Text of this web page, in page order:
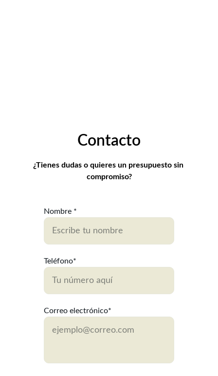
Contacto
¿Tienes dudas o quieres un presupuesto sin
compromiso?
Nombre *
Teléfono*
Correo electrónico*